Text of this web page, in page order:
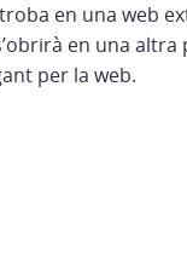
en una web
en una
per la web.